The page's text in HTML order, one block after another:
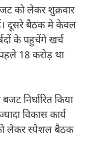
को लेकर शुक्रवार
दूसरे बैठक मे केवल
के पहुचेंगे खर्च
18 करोड़ था
निर्धारित किया
विकास कार्य
लेकर स्पेशल बैठक